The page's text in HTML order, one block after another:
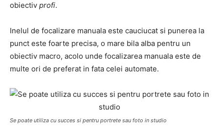
obiectiv profi.
Inelul de focalizare manuala este cauciucat si punerea la
punct este foarte precisa, o mare bila alba pentru un
obiectiv macro, acolo unde focalizarea manuala este de
multe ori de preferat in fata celei automate.
Se poate utiliza cu succes si pentru portrete sau foto in studio